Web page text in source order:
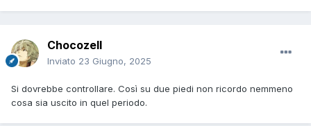
Chocozell
Inviato 23 Giugno, 2025
Si dovrebbe controllare. Così su due piedi non ricordo nemmeno
cosa sia uscito in quel periodo.